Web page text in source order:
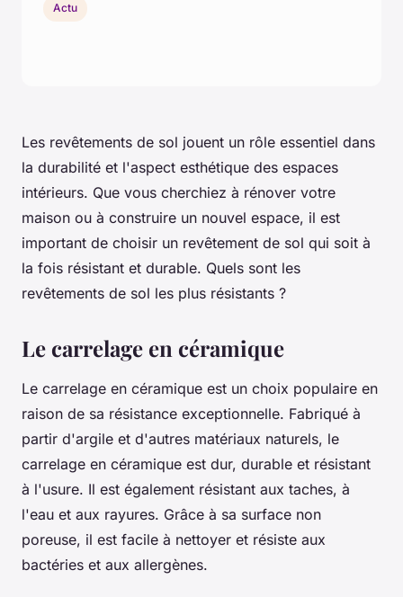
Les revêtements de sol jouent un rôle essentiel dans
la durabilité et l'aspect esthétique des espaces
intérieurs. Que vous cherchiez à rénover votre
maison ou à construire un nouvel espace, il est
important de choisir un revêtement de sol qui soit à
la fois résistant et durable. Quels sont les
revêtements de sol les plus résistants ?
Le carrelage en céramique
Le carrelage en céramique est un choix populaire en
raison de sa résistance exceptionnelle. Fabriqué à
partir d'argile et d'autres matériaux naturels, le
carrelage en céramique est dur, durable et résistant
à l'usure. Il est également résistant aux taches, à
l'eau et aux rayures. Grâce à sa surface non
poreuse, il est facile à nettoyer et résiste aux
bactéries et aux allergènes.
Actu